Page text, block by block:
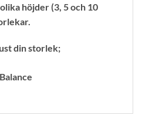
höjder (3, 5 och 10
din storlek;